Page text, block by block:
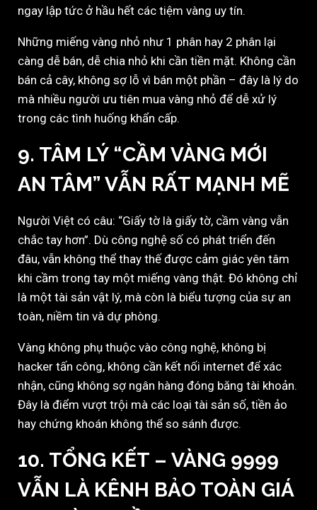
ngay lập tức ở hầu hết các tiệm vàng uy tín.
Những miếng vàng nhỏ như 1 phân hay 2 phân lại
càng dễ bán, dễ chia nhỏ khi cần tiền mặt. Không cần
bán cả cây, không sợ lỗ vì bán một phần – đây là lý do
mà nhiều người ưu tiên mua vàng nhỏ để dễ xử lý
trong các tình huống khẩn cấp.
9. TÂM LÝ “CẦM VÀNG MỚI
AN TÂM” VẪN RẤT MẠNH MẼ
Người Việt có câu: “Giấy tờ là giấy tờ, cầm vàng vẫn
chắc tay hơn”. Dù công nghệ số có phát triển đến
đâu, vẫn không thể thay thế được cảm giác yên tâm
khi cầm trong tay một miếng vàng thật. Đó không chỉ
là một tài sản vật lý, mà còn là biểu tượng của sự an
toàn, niềm tin và dự phòng.
Vàng không phụ thuộc vào công nghệ, không bị
hacker tấn công, không cần kết nối internet để xác
nhận, cũng không sợ ngân hàng đóng băng tài khoản.
Đây là điểm vượt trội mà các loại tài sản số, tiền ảo
hay chứng khoán không thể so sánh được.
10. TỔNG KẾT – VÀNG 9999
VẪN LÀ KÊNH BẢO TOÀN GIÁ